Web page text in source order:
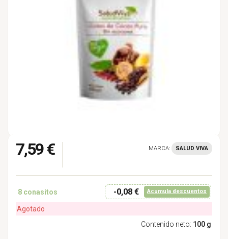
7,59 € MARCA: SALUD VIVA
8 conasitos -0,08 € Acumula descuentos
Agotado
Contenido neto: 100 g